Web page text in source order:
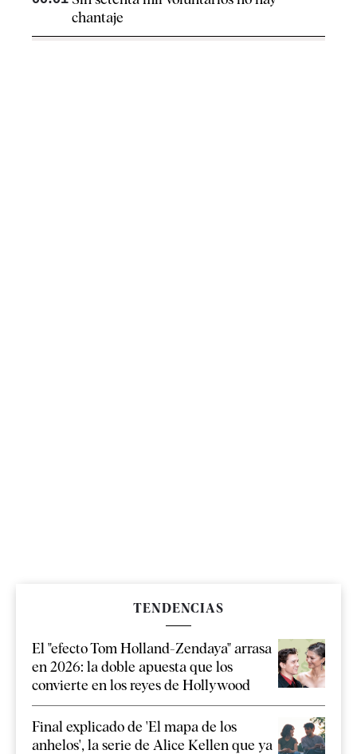
chantaje
TENDENCIAS
El "efecto Tom Holland-Zendaya" arrasa
en 2026: la doble apuesta que los
convierte en los reyes de Hollywood
Final explicado de 'El mapa de los
anhelos', la serie de Alice Kellen que ya